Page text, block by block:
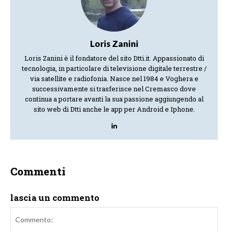
Loris Zanini
Loris Zanini è il fondatore del sito Dtti.it. Appassionato di
tecnologia, in particolare di televisione digitale terrestre /
via satellite e radiofonia. Nasce nel 1984 e Voghera e
successivamente si trasferisce nel Cremasco dove
continua a portare avanti la sua passione aggiungendo al
sito web di Dtti anche le app per Android e Iphone.
Commenti
lascia un commento